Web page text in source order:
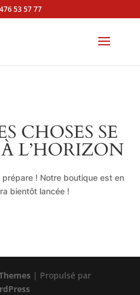
53 57 77
CHOSES SE
L’HORIZON
prépare ! Notre boutique est en
bientôt lancée !
| Propulsé par